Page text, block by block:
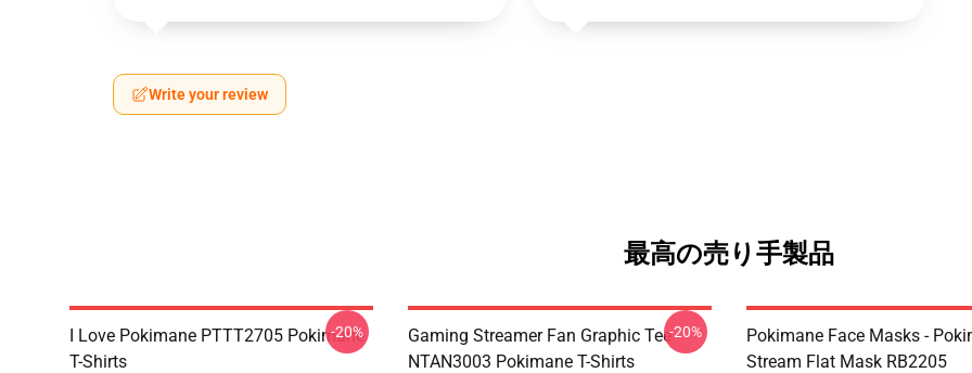
Write your review
最高の売り手製品
I Love Pokimane PTTT2705 Pokimane
T-Shirts
-20%
Gaming Streamer Fan Graphic Tee
NTAN3003 Pokimane T-Shirts
-20%
Pokimane Face Masks -
Stream Flat Mask RB2205